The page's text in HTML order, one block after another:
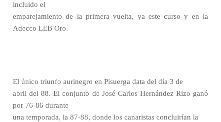
incluido el
emparejamiento de la primera vuelta, ya este curso y en la
Adecco LEB Oro.
El único triunfo aurinegro en Pisuerga data del día 3 de
abril del 88. El conjunto de José Carlos Hernández Rizo ganó
por 76-86 durante
una temporada, la 87-88, donde los canaristas concluirían la